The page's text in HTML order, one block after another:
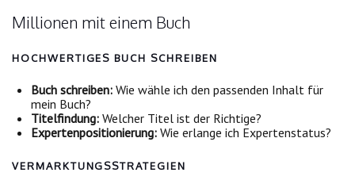
Millionen mit einem Buch
HOCHWERTIGES BUCH SCHREIBEN
Buch schreiben: Wie wähle ich den passenden Inhalt für
mein Buch?
Titelfindung: Welcher Titel ist der Richtige?
Expertenpositionierung: Wie erlange ich Expertenstatus?
VERMARKTUNGSSTRATEGIEN